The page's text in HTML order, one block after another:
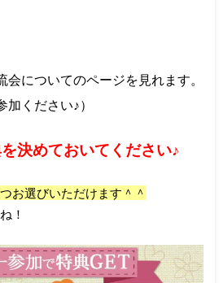
会についてのページを見れます。
ください♪）
決めておいてください♪
つお選びいただけます＾＾
！